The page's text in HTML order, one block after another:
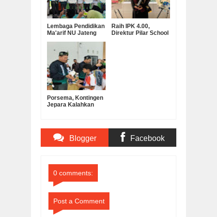
Lembaga Pendidikan
Ma'arif NU Jateng
Operasional MKKS
SMK Ma’arif
Raih IPK 4.00,
Direktur Pilar School
Porsema, Kontingen
Jepara Kalahkan
MI/SD
Blogger Facebook
0 comments:
Post a Comment